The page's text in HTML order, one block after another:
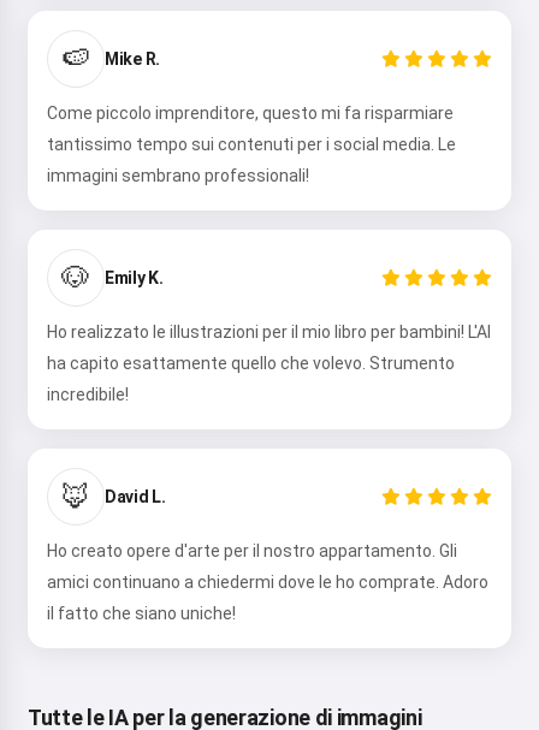
🍉 Mike R.
Come piccolo imprenditore, questo mi fa risparmiare
tantissimo tempo sui contenuti per i social media. Le
immagini sembrano professionali!
🐶 Emily K.
Ho realizzato le illustrazioni per il mio libro per bambini! L'AI
ha capito esattamente quello che volevo. Strumento
incredibile!
🦊 David L.
Ho creato opere d'arte per il nostro appartamento. Gli
amici continuano a chiedermi dove le ho comprate. Adoro
il fatto che siano uniche!
Tutte le IA per la generazione di immagini